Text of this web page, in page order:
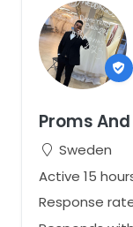
Proms
Sweden
Active 15
Response